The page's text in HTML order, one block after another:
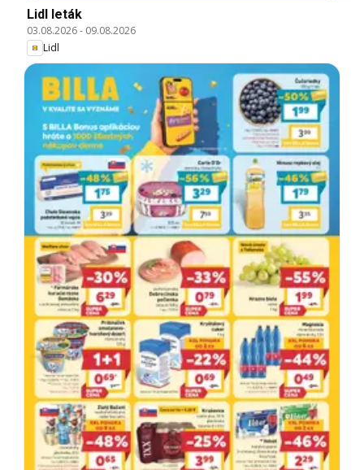
Lidl leták
03.08.2026- 09.08.2026
Lidl